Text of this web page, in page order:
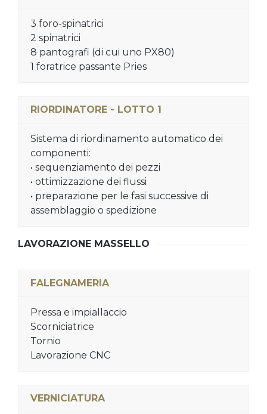
3 foro-spinatrici
2 spinatrici
8 pantografi (di cui uno PX80)
1 foratrice passante Pries
RIORDINATORE - LOTTO 1
Sistema di riordinamento automatico dei
componenti:
• sequenziamento dei pezzi
• ottimizzazione dei flussi
• preparazione per le fasi successive di
assemblaggio o spedizione
LAVORAZIONE MASSELLO
FALEGNAMERIA
Pressa e impiallaccio
Scorniciatrice
Tornio
Lavorazione CNC
VERNICIATURA